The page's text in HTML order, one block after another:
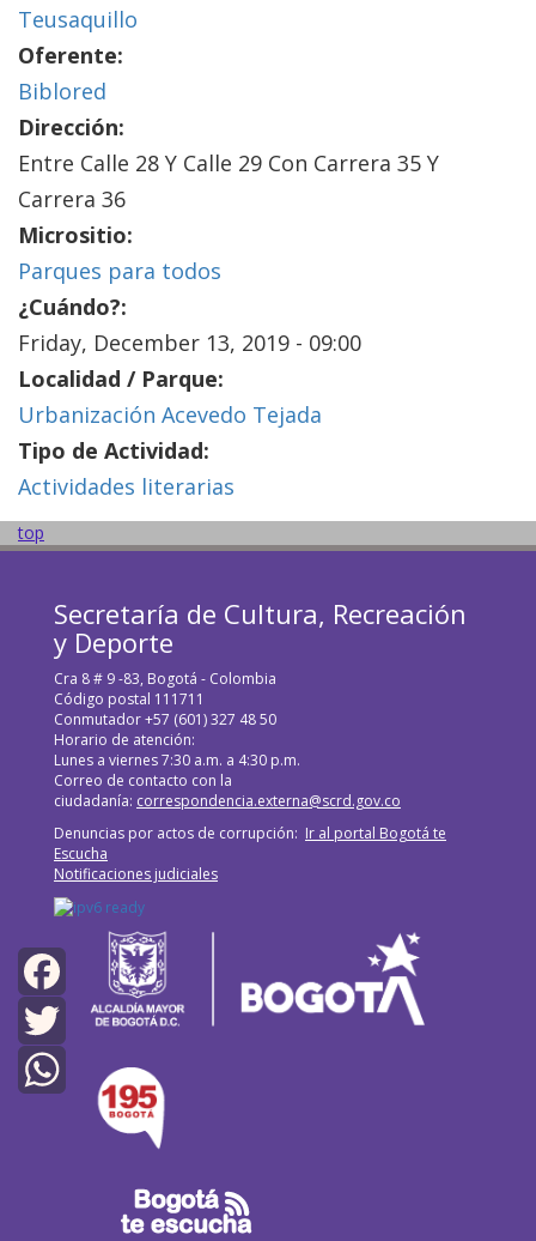
Teusaquillo
Oferente:
Biblored
Dirección:
Entre Calle 28 Y Calle 29 Con Carrera 35 Y
Carrera 36
Micrositio:
Parques para todos
¿Cuándo?:
Friday, December 13, 2019 - 09:00
Localidad / Parque:
Urbanización Acevedo Tejada
Tipo de Actividad:
Actividades literarias
Facebook
Twitter
top
Secretaría de Cultura, Recreación
y Deporte
Cra 8 # 9 -83, Bogotá - Colombia
Código postal 111711
Conmutador +57 (601) 327 48 50
Horario de atención:
Lunes a viernes 7:30 a.m. a 4:30 p.m.
Correo de contacto con la
ciudadanía: correspondencia.externa@scrd.gov.co
Denuncias por actos de corrupción: Ir al portal Bogotá te
Escucha
Notificaciones judiciales